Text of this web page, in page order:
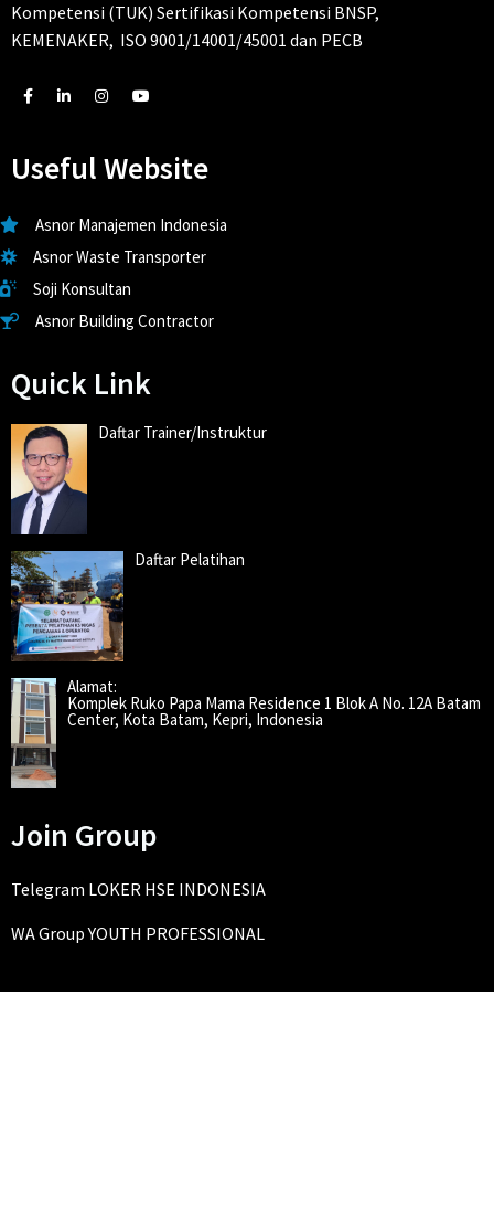
Kompetensi (TUK) Sertifikasi Kompetensi BNSP,
KEMENAKER, ISO 9001/14001/45001 dan PECB
Useful Website
Asnor Manajemen Indonesia
Asnor Waste Transporter
Soji Konsultan
Asnor Building Contractor
Quick Link
Daftar Trainer/Instruktur
Daftar Pelatihan
Alamat:
Komplek Ruko Papa Mama Residence 1 Blok A No. 12A Batam
Center, Kota Batam, Kepri, Indonesia
Join Group
Telegram LOKER HSE INDONESIA
WA Group YOUTH PROFESSIONAL